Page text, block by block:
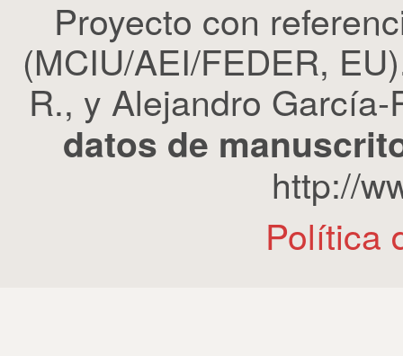
Proyecto con
(MCIU/AEI/FEDER,
R., y Alejandro
datos de
http://
Política